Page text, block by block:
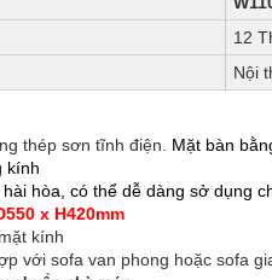
12
Nội
thép sơn tĩnh điện.
Mặt bàn
kính
hòa, có thể dễ dàng sở dụng
x H420mm
kính
với sofa van phong hoặc sofa